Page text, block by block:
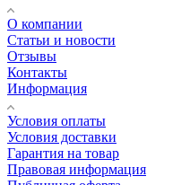
О компании
Статьи и новости
Отзывы
Контакты
Информация
Условия оплаты
Условия доставки
Гарантия на товар
Правовая информация